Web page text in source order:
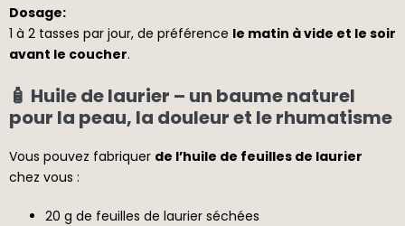
Dosage:
1 à 2 tasses par jour, de préférence le matin à vide et le soir
avant le coucher.
🧴 Huile de laurier – un baume naturel
pour la peau, la douleur et le rhumatisme
Vous pouvez fabriquer de l’huile de feuilles de laurier
chez vous :
20 g de feuilles de laurier séchées